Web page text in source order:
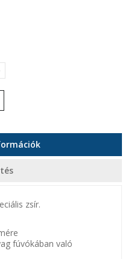
zsír.
fúvókában való